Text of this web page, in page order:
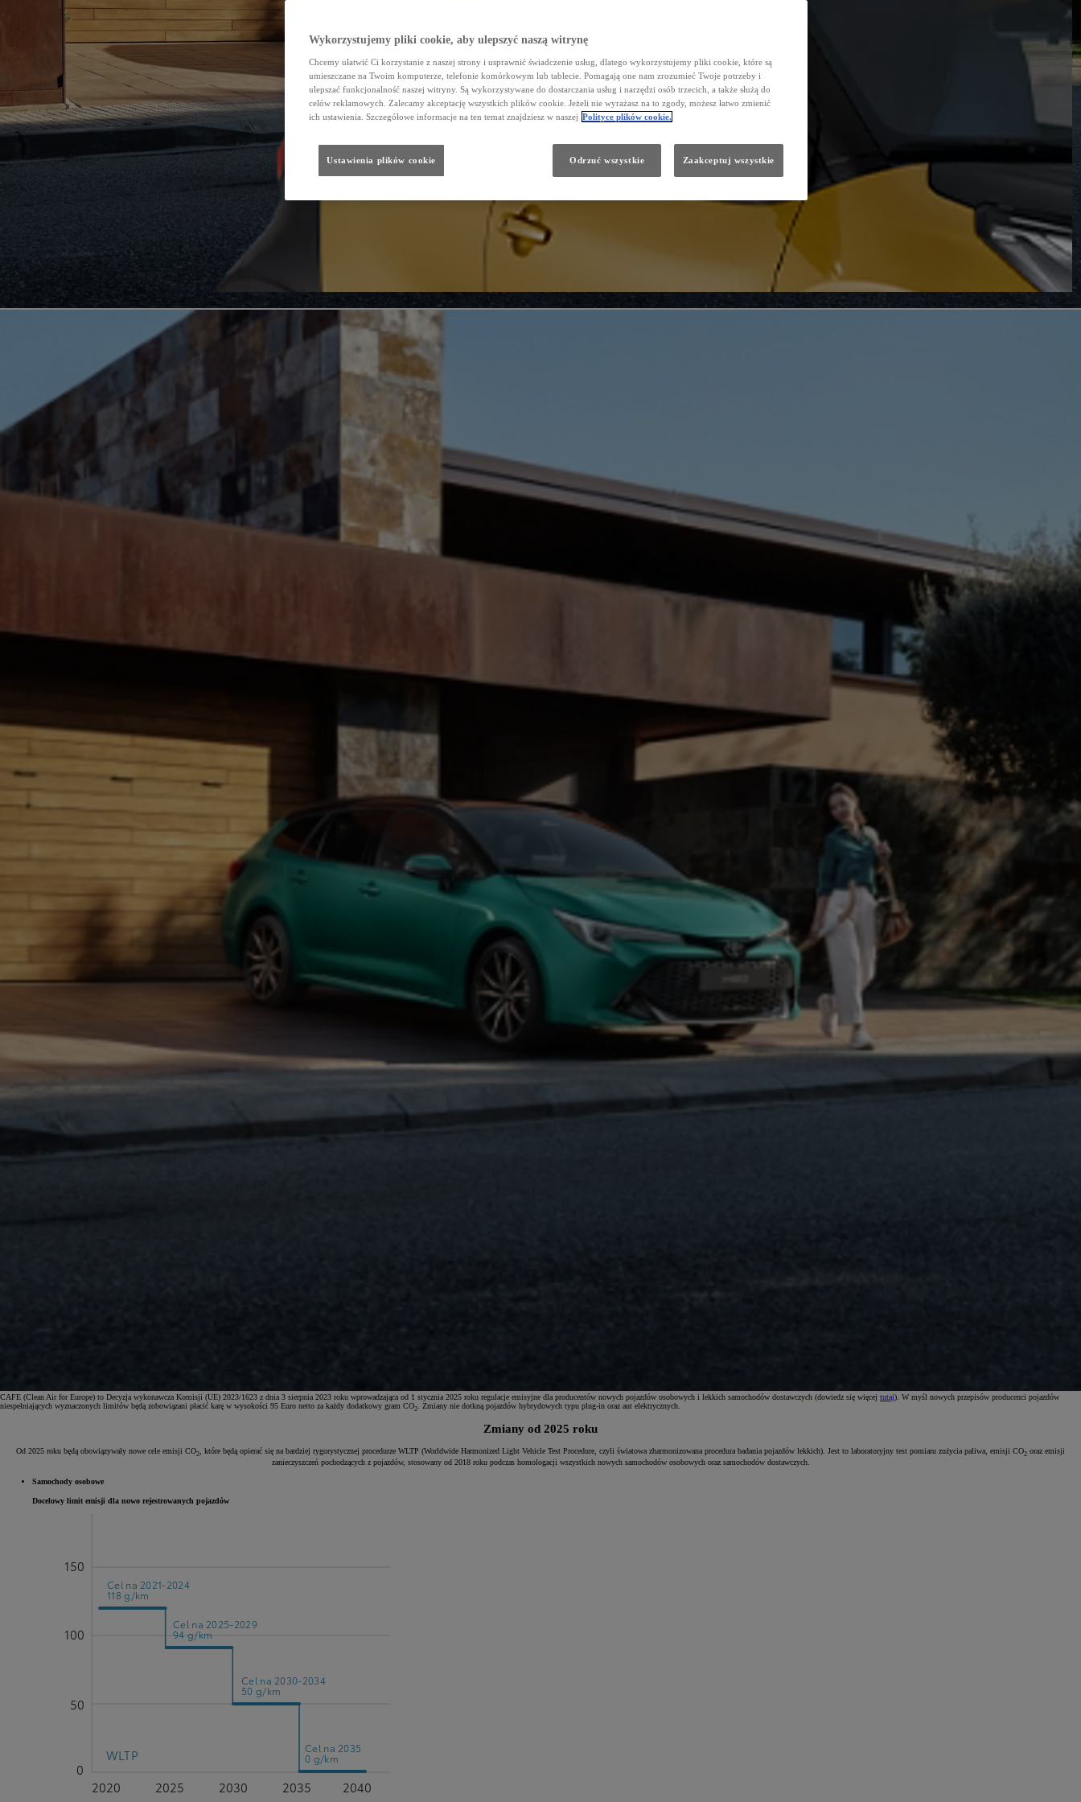
CAFE (Clean Air for Europe) to Decyzja wykonawcza Komisji (UE) 2023/1623 z dnia 3 sierpnia 2023 roku wprowadzająca od 1 stycznia 2025 roku regulacje emisyjne dla producentów nowych pojazdów osobowych i lekkich samochodów dostawczych (dowiedz się więcej tutaj). W myśl nowych przepisów producenci pojazdów
niespełniających wyznaczonych limitów będą zobowiązani płacić karę w wysokości 95 Euro netto za każdy dodatkowy gram CO2 . Zmiany nie dotkną pojazdów hybrydowych typu plug-in oraz aut elektrycznych.
Zmiany od 2025 roku
Od 2025 roku będą obowiązywały nowe cele emisji CO2 , które będą opierać się na bardziej rygorystycznej procedurze WLTP (Worldwide Harmonized Light Vehicle Test Procedure, czyli światowa zharmonizowana procedura badania pojazdów lekkich). Jest to laboratoryjny test pomiaru zużycia paliwa, emisji CO2 oraz emisji
zanieczyszczeń pochodzących z pojazdów, stosowany od 2018 roku podczas homologacji wszystkich nowych samochodów osobowych oraz samochodów dostawczych.
Samochody osobowe
Docelowy limit emisji dla nowo rejestrowanych pojazdów
2020 2025 2030 2035 2040
0
100
50
150
Cel na 2021-2024
118 g/km
Cel na 2025-2029
94 g/km
Cel na 2030-2034
50 g/km
Cel na 2035
0 g/km
WLTP
Wykorzystujemy pliki cookie, aby ulepszyć naszą witrynę
Chcemy ułatwić Ci korzystanie z naszej strony i usprawnić świadczenie usług, dlatego wykorzystujemy pliki cookie, które są
umieszczane na Twoim komputerze, telefonie komórkowym lub tablecie. Pomagają one nam zrozumieć Twoje potrzeby i
ulepszać funkcjonalność naszej witryny. Są wykorzystywane do dostarczania usług i narzędzi osób trzecich, a także służą do
celów reklamowych. Zalecamy akceptację wszystkich plików cookie. Jeżeli nie wyrażasz na to zgody, możesz łatwo zmienić
ich ustawienia. Szczegółowe informacje na ten temat znajdziesz w naszej Polityce plików cookie.
Ustawienia plików cookie Odrzuć wszystkie Zaakceptuj wszystkie